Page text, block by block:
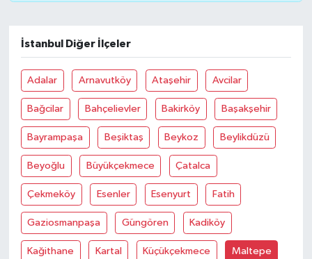
İstanbul Diğer İlçeler
Adalar Arnavutköy Ataşehir Avcilar
Bağcilar Bahçelievler Bakirköy Başakşehir
Bayrampaşa Beşiktaş Beykoz Beylikdüzü
Beyoğlu Büyükçekmece Çatalca
Çekmeköy Esenler Esenyurt Fatih
Gaziosmanpaşa Güngören Kadiköy
Kağithane Kartal Küçükçekmece Maltepe